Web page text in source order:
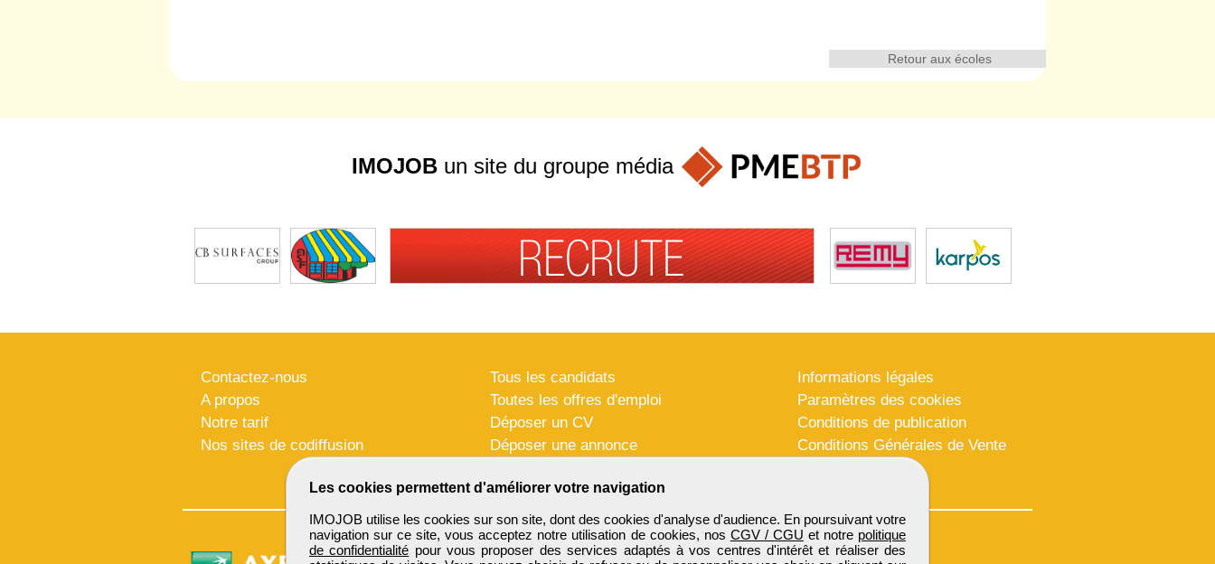
Retour aux écoles
Les cookies permettent d'améliorer votre navigation
IMOJOB utilise les cookies sur son site, dont des cookies d'analyse d'audience. En poursuivant votre
navigation sur ce site, vous acceptez notre utilisation de cookies, nos CGV / CGU et notre politique
de confidentialité pour vous proposer des services adaptés à vos centres d'intérêt et réaliser des
IMOJOB un site du groupe média
Contactez-nous
A propos
Notre tarif
Nos sites de codiffusion
Tous les candidats
Toutes les offres d'emploi
Déposer un CV
Déposer une annonce
Informations légales
Paramètres des cookies
Conditions de publication
Conditions Générales de Vente